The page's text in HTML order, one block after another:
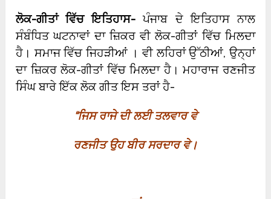
ਲੋਕ-ਗੀਤਾਂ ਵਿੱਚ ਇਤਿਹਾਸ- ਪੰਜਾਬ ਦੇ ਇਤਿਹਾਸ ਨਾਲ
ਸੰਬੰਧਿਤ ਘਟਨਾਵਾਂ ਦਾ ਜ਼ਿਕਰ ਵੀ ਲੋਕ-ਗੀਤਾਂ ਵਿੱਚ ਮਿਲਦਾ
ਹੈ। ਸਮਾਜ ਵਿੱਚ ਜਿਹੜੀਆਂ । ਵੀ ਲਹਿਰਾਂ ਉੱਠੀਆਂ, ਉਨ੍ਹਾਂ
ਦਾ ਜ਼ਿਕਰ ਲੋਕ-ਗੀਤਾਂ ਵਿੱਚ ਮਿਲਦਾ ਹੈ। ਮਹਾਰਾਜ ਰਣਜੀਤ
ਸਿੰਘ ਬਾਰੇ ਇੱਕ ਲੋਕ ਗੀਤ ਇਸ ਤਰਾਂ ਹੈ-
“ਜਿਸ ਰਾਜੇ ਦੀ ਲਈ ਤਲਵਾਰ ਵੇ
ਰਣਜੀਤ ਉਹ ਬੀਰ ਸਰਦਾਰ ਵੇ।